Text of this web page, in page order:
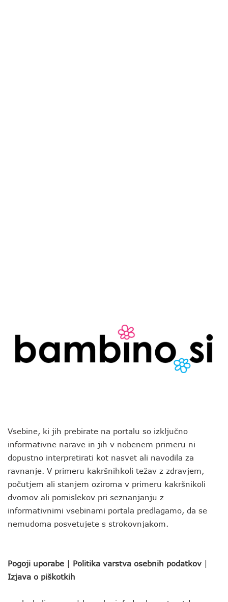
Vsebine, ki jih prebirate na portalu so izključno
informativne narave in jih v nobenem primeru ni
dopustno interpretirati kot nasvet ali navodila za
ravnanje. V primeru kakršnihkoli težav z zdravjem,
počutjem ali stanjem oziroma v primeru kakršnikoli
dvomov ali pomislekov pri seznanjanju z
informativnimi vsebinami portala predlagamo, da se
nemudoma posvetujete s strokovnjakom.
Pogoji uporabe | Politika varstva osebnih podatkov |
Izjava o piškotkih